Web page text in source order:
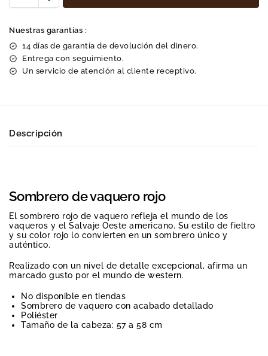
Nuestras garantías :
14 días de garantía de devolución del dinero.
Entrega con seguimiento.
Un servicio de atención al cliente receptivo.
Descripción
Sombrero de vaquero rojo
El sombrero rojo de vaquero refleja el mundo de los
vaqueros y el Salvaje Oeste americano. Su estilo de fieltro
y su color rojo lo convierten en un sombrero único y
auténtico.
Realizado con un nivel de detalle excepcional, afirma un
marcado gusto por el mundo de western.
No disponible en tiendas
Sombrero de vaquero con acabado detallado
Poliéster
Tamaño de la cabeza: 57 a 58 cm